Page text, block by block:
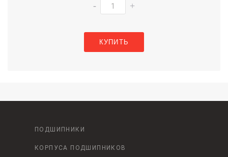
- +
КУПИТЬ
ПОДШИПНИКИ
КОРПУСА ПОДШИПНИКОВ